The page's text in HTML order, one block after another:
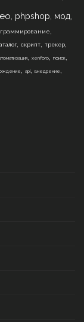
, phpshop, мод,
,
, скрипт, трекер,
, xenforo, поиск,
, api, внедрение ,